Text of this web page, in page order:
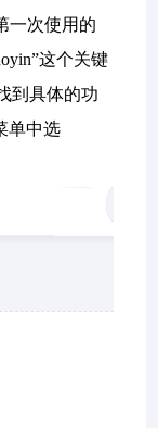
一次使用的
这个关键
到具体的功
单中选